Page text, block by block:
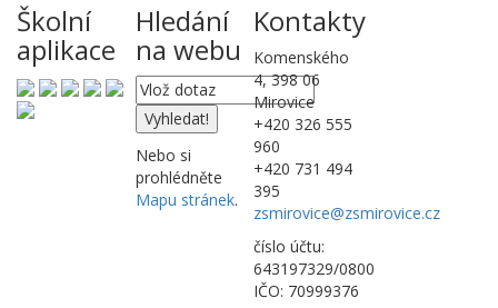
Školní
aplikace
Hledání
na webu
Nebo si
prohlédněte
Mapu stránek.
Kontakty
Komenského
4, 398 06
Mirovice
+420 326 555
960
+420 731 494
395
zsmirovice@zsmirovice.cz
číslo účtu:
643197329/0800
IČO: 70999376